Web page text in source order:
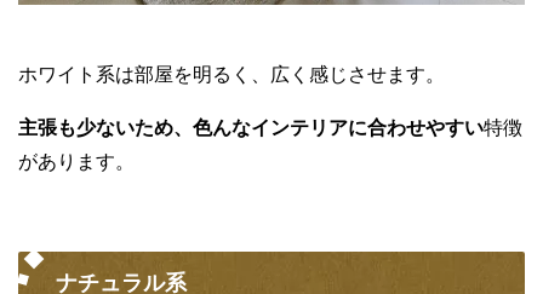
ホワイト系は部屋を明るく、広く感じさせます。
主張も少ないため、色んなインテリアに合わせやすい特徴
があります。
ナチュラル系